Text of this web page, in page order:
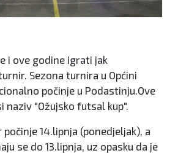
i ove godine igrati jak
Sezona turnira u Općini
počinje u Podastinju.Ove
"Ožujsko futsal kup".
14.lipnja (ponedjeljak), a
se do 13.lipnja, uz opasku da je